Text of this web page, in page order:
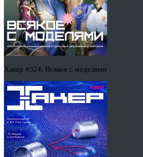
Хакер #324. Всякое с моделями